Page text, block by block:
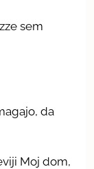
sem
da
Moj dom,